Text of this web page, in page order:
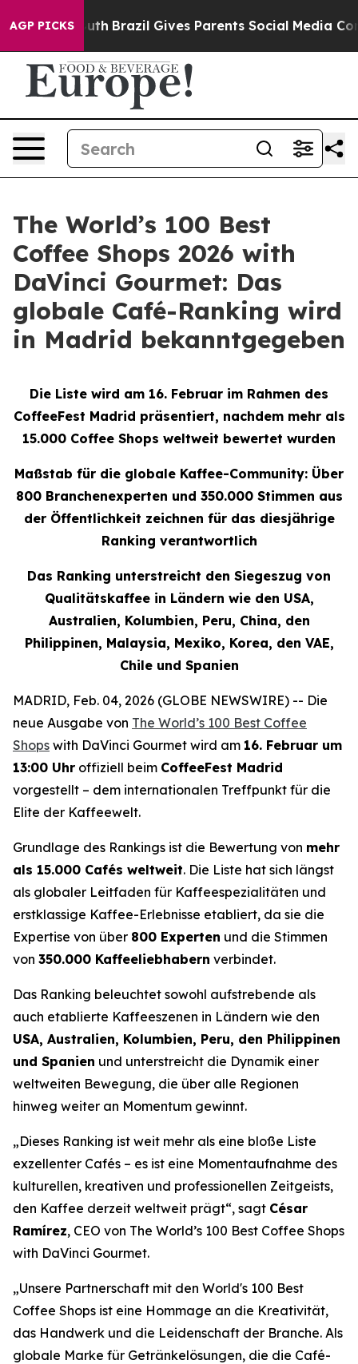
AGP PICKS
to Youth Brazil Gives Parents Social Media Controls
The World’s 100 Best
Coffee Shops 2026 with
DaVinci Gourmet: Das
globale Café-Ranking wird
in Madrid bekanntgegeben
Die Liste wird am 16. Februar im Rahmen des
CoffeeFest Madrid präsentiert, nachdem mehr als
15.000 Coffee Shops weltweit bewertet wurden
Maßstab für die globale Kaffee-Community: Über
800 Branchenexperten und 350.000 Stimmen aus
der Öffentlichkeit zeichnen für das diesjährige
Ranking verantwortlich
Das Ranking unterstreicht den Siegeszug von
Qualitätskaffee in Ländern wie den USA,
Australien, Kolumbien, Peru, China, den
Philippinen, Malaysia, Mexiko, Korea, den VAE,
Chile und Spanien
MADRID, Feb. 04, 2026 (GLOBE NEWSWIRE) -- Die
neue Ausgabe von The World’s 100 Best Coffee
Shops with DaVinci Gourmet wird am 16. Februar um
13:00 Uhr offiziell beim CoffeeFest Madrid
vorgestellt – dem internationalen Treffpunkt für die
Elite der Kaffeewelt.
Grundlage des Rankings ist die Bewertung von mehr
als 15.000 Cafés weltweit. Die Liste hat sich längst
als globaler Leitfaden für Kaffeespezialitäten und
erstklassige Kaffee-Erlebnisse etabliert, da sie die
Expertise von über 800 Experten und die Stimmen
von 350.000 Kaffeeliebhabern verbindet.
Das Ranking beleuchtet sowohl aufstrebende als
auch etablierte Kaffeeszenen in Ländern wie den
USA, Australien, Kolumbien, Peru, den Philippinen
und Spanien und unterstreicht die Dynamik einer
weltweiten Bewegung, die über alle Regionen
hinweg weiter an Momentum gewinnt.
„Dieses Ranking ist weit mehr als eine bloße Liste
exzellenter Cafés – es ist eine Momentaufnahme des
kulturellen, kreativen und professionellen Zeitgeists,
den Kaffee derzeit weltweit prägt“, sagt César
Ramírez, CEO von The World’s 100 Best Coffee Shops
with DaVinci Gourmet.
„Unsere Partnerschaft mit den World's 100 Best
Coffee Shops ist eine Hommage an die Kreativität,
das Handwerk und die Leidenschaft der Branche. Als
globale Marke für Getränkelösungen, die die Café-